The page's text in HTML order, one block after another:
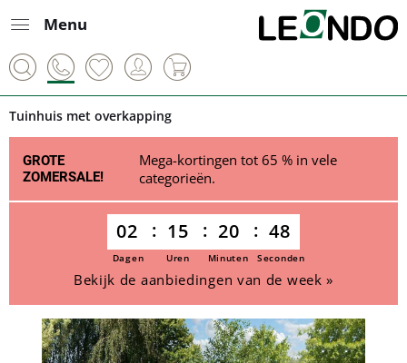
Menu
Tuinhuis met overkapping
GROTE
ZOMERSALE!
Mega-kortingen tot 65 % in vele
categorieën.
02 15 20 48
Dagen Uren Minuten Seconden
Bekijk de aanbiedingen van de week »